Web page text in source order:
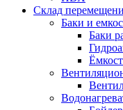
Склад
Баки и
Баки